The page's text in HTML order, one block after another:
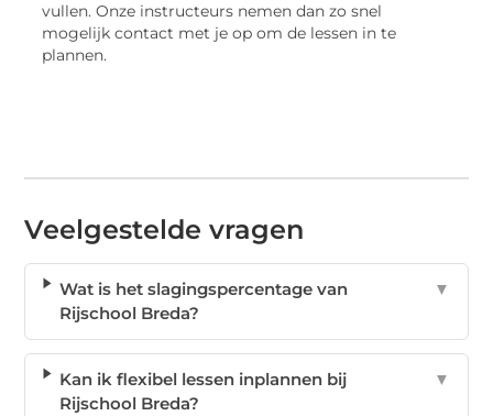
vullen. Onze instructeurs nemen dan zo snel
mogelijk contact met je op om de lessen in te
plannen.
Veelgestelde vragen
Wat is het slagingspercentage van
Rijschool Breda?
▼
Kan ik flexibel lessen inplannen bij
Rijschool Breda?
▼